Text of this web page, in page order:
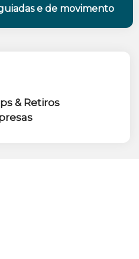
e de movimento
& Retiros